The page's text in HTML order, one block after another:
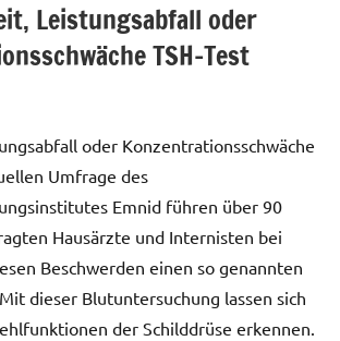
Leistungsabfall oder
TSH-Test
oder Konzentrationsschwäche
Umfrage des
Emnid führen über 90
Hausärzte und Internisten bei
Beschwerden einen so genannten
dieser Blutuntersuchung lassen sich
der Schilddrüse erkennen.